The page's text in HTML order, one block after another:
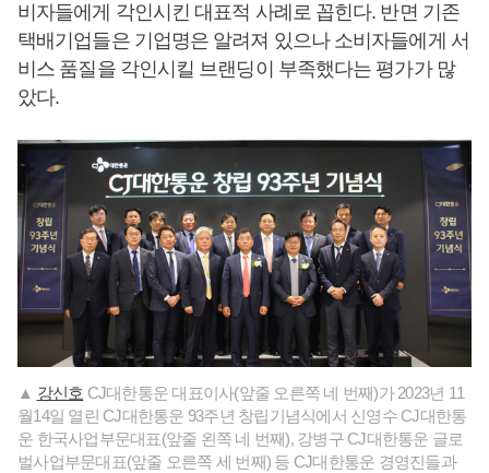
비자들에게 각인시킨 대표적 사례로 꼽힌다. 반면 기존
택배기업들은 기업명은 알려져 있으나 소비자들에게 서
비스 품질을 각인시킬 브랜딩이 부족했다는 평가가 많
았다.
▲ 강신호 CJ대한통운 대표이사(앞줄 오른쪽 네 번째)가 2023년 11
월14일 열린 CJ대한통운 93주년 창립기념식에서 신영수 CJ대한통
운 한국사업부문대표(앞줄 왼쪽 네 번째), 강병구 CJ대한통운 글로
벌사업부문대표(앞줄 오른쪽 세 번째) 등 CJ대한통운 경영진들과